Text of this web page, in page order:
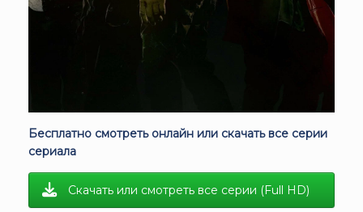
Бесплатно смотреть онлайн или скачать все серии
сериала
Скачать или смотреть все серии (Full HD)